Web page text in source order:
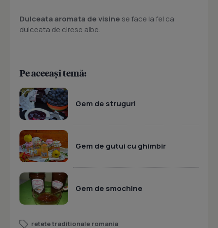
Dulceata aromata de visine se face la fel ca
dulceata de cirese albe.
Pe aceeași temă:
Gem de struguri
Gem de gutui cu ghimbir
Gem de smochine
retete traditionale romania